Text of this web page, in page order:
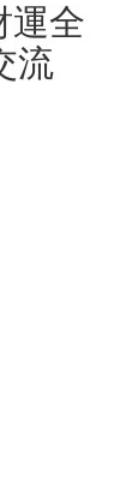
運全
流